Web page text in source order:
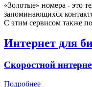
«Золотые» номера - это
запоминающихся
С этим сервисом также
Интернет для
Скоростной
Подробнее